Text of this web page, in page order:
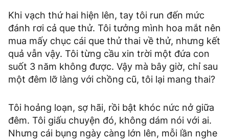
Khi vạch thứ hai hiện lên, tay tôi run đến mức
đánh rơi cả que thử. Tôi tưởng mình hoa mắt nên
mua mấy chục cái que thử thai về thử, nhưng kết
quả vẫn vậy. Tôi từng cầu xin trời một đứa con
suốt 3 năm không được. Vậy mà bây giờ, chỉ sau
một đêm lỡ làng với chồng cũ, tôi lại mang thai?
Tôi hoảng loạn, sợ hãi, rồi bật khóc nức nở giữa
đêm. Tôi giấu chuyện đó, không dám nói với ai.
Nhưng cái bụng ngày càng lớn lên, mỗi lần nghe